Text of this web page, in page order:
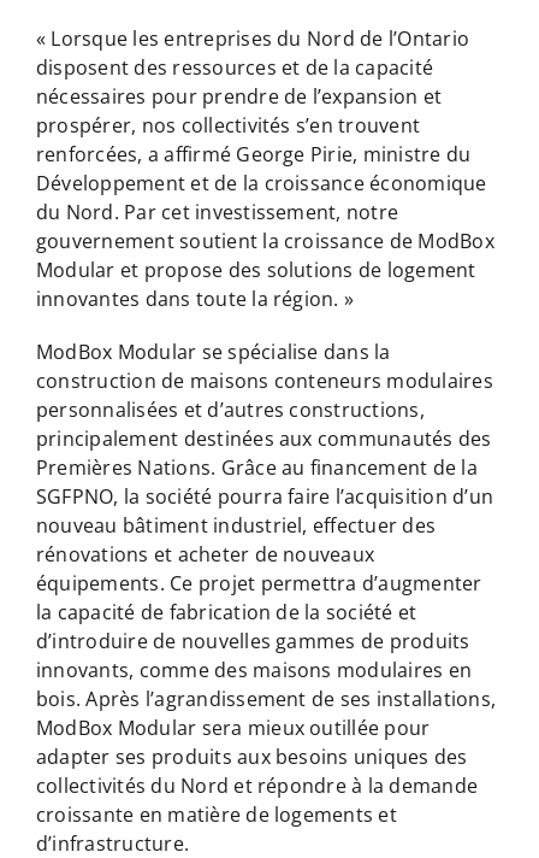
« Lorsque les entreprises du Nord de l’Ontario
disposent des ressources et de la capacité
nécessaires pour prendre de l’expansion et
prospérer, nos collectivités s’en trouvent
renforcées, a affirmé George Pirie, ministre du
Développement et de la croissance économique
du Nord. Par cet investissement, notre
gouvernement soutient la croissance de ModBox
Modular et propose des solutions de logement
innovantes dans toute la région. »
ModBox Modular se spécialise dans la
construction de maisons conteneurs modulaires
personnalisées et d’autres constructions,
principalement destinées aux communautés des
Premières Nations. Grâce au financement de la
SGFPNO, la société pourra faire l’acquisition d’un
nouveau bâtiment industriel, effectuer des
rénovations et acheter de nouveaux
équipements. Ce projet permettra d’augmenter
la capacité de fabrication de la société et
d’introduire de nouvelles gammes de produits
innovants, comme des maisons modulaires en
bois. Après l’agrandissement de ses installations,
ModBox Modular sera mieux outillée pour
adapter ses produits aux besoins uniques des
collectivités du Nord et répondre à la demande
croissante en matière de logements et
d’infrastructure.